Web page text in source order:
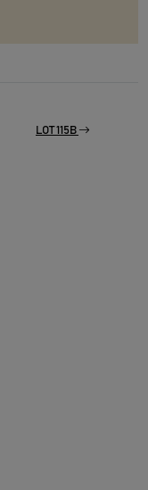
LOT 115B